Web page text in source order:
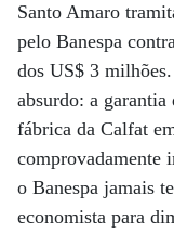
Santo Amaro
pelo Banespa
dos US$ 3
absurdo: a
fábrica da Calfat
comprovadamente
o Banespa jamais
economista para